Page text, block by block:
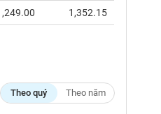
1,352.15
Theo quý Theo năm